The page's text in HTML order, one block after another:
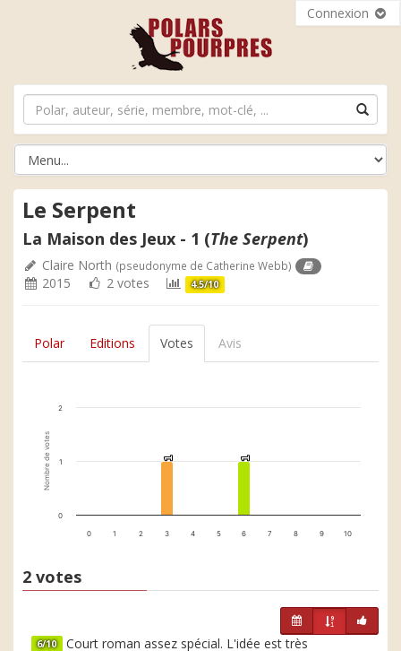
Connexion
Le Serpent
La Maison des Jeux - 1 (The Serpent)
Claire North (pseudonyme de Catherine Webb)
2015 2 votes 4.5/10
Polar Editions Votes Avis
Nombre de votes 1
1 1
1
0 1 2 3 4 5 6 7 8 9 10
0
1
2
2 votes
6/10 Court roman assez spécial. L'idée est très